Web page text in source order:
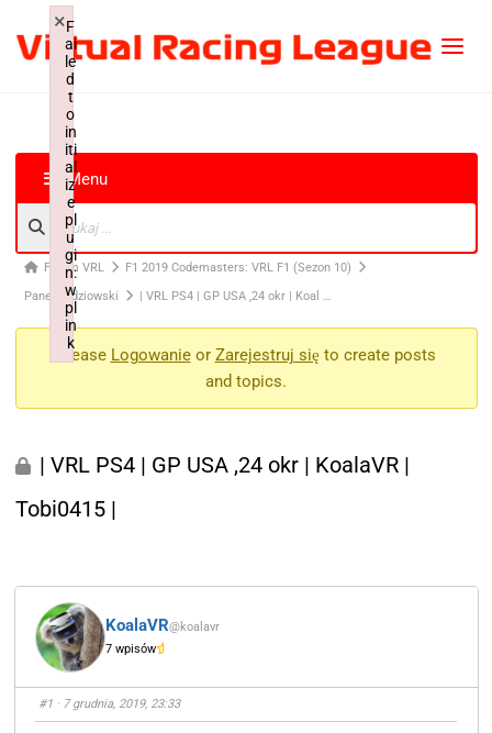
Menu
Forum VRL
F1 2019 Codemasters: VRL F1 (Sezon 10)
Panel Sędziowski
| VRL PS4 | GP USA ,24 okr | Koal …
Please Logowanieor Zarejestruj się to create posts
and topics.
| VRL PS4 | GP USA ,24 okr | KoalaVR |
Tobi0415 |
KoalaVR@koalavr
7 wpisów
#1 · 7 grudnia, 2019, 23:33
F
ai
le
d
t
o
in
iti
al
iz
e
pl
u
gi
n:
w
pl
in
k
×
Failed to initialize plugin: wplink